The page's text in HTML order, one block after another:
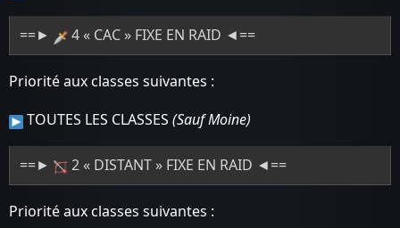
==► 4 « CAC » FIXE EN RAID ◄==
Priorité aux classes suivantes :
TOUTES LES CLASSES (Sauf Moine)
==► 2 « DISTANT » FIXE EN RAID ◄==
Priorité aux classes suivantes :